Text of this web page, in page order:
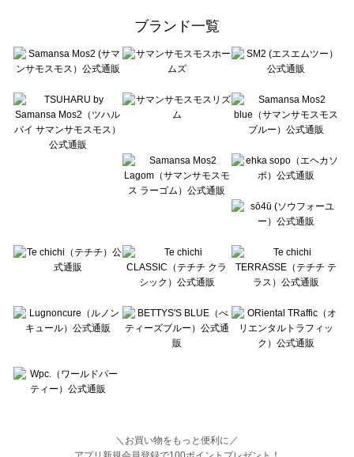
Te chichi（テチチ）の一覧
Te chichi CLASSIC（テチチ クラシック）の一覧
Lugnoncure（ルノンキュール）の一覧
BETTY'S BLUE（べティーズブルー）の一覧
Wpc.（ワールドパーティー）の一覧
ブランド一覧
＼お買い物をもっと便利に／